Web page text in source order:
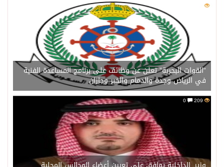
211
“القوات البحرية” تعلن عن وظائف على برنامج المساعدة الفنية
في الرياض وجدة والدمام والخبر وجازان
209